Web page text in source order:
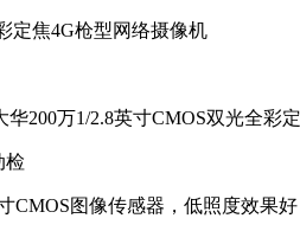
焦4G枪型网络摄像机
万1/2.8英寸CMOS双光全彩
图像传感器，低照度效果好